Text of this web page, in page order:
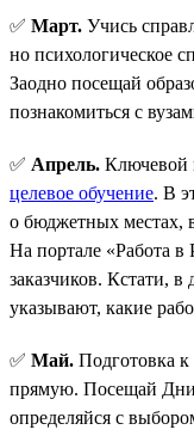
✅ Март. Учись
но психологическое
Заодно посещай
познакомиться с
✅ Апрель. Ключевой
целевое обучение. В
о бюджетных местах,
На портале «Работа
заказчиков. Кстати, в
указывают, какие
✅ Май. Подготовка
прямую. Посещай Дни
определяйся с